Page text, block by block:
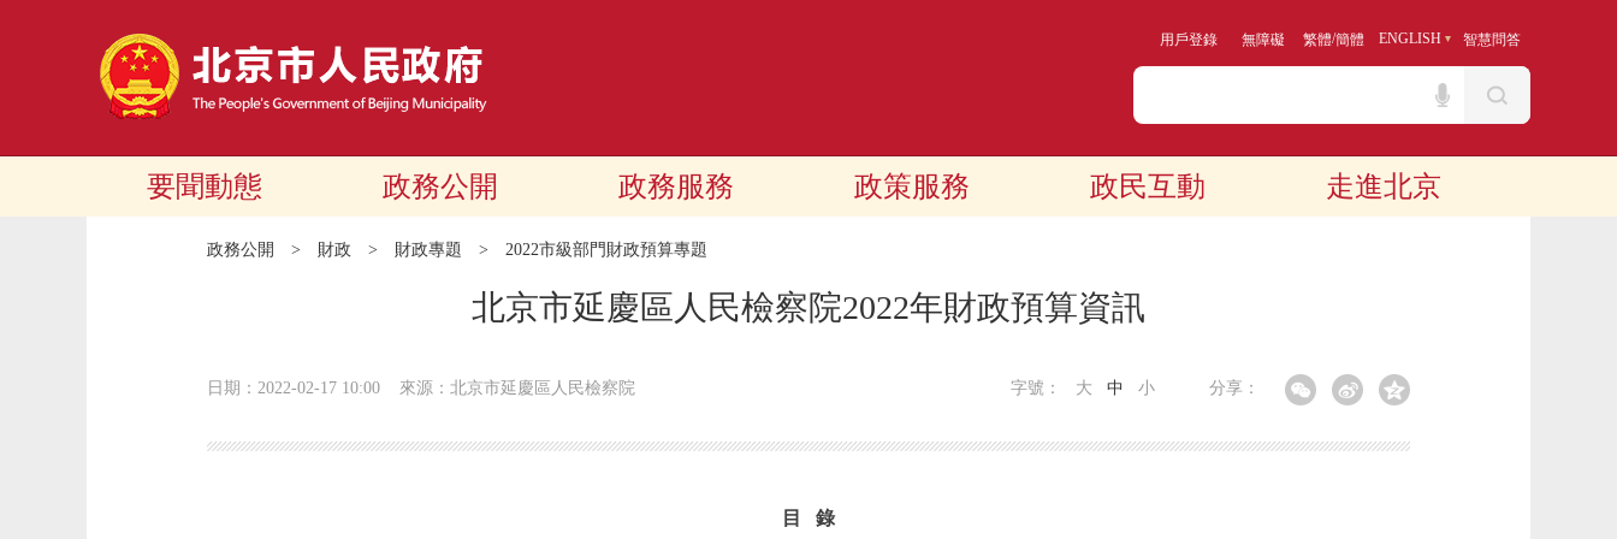
用戶登錄 無障礙 繁體/簡體 ENGLISH 智慧問答
要聞動態 政務公開 政務服務 政策服務 政民互動 走進北京
政務公開 > 財政 > 財政專題 > 2022市級部門財政預算專題
北京市延慶區人民檢察院2022年財政預算資訊
日期：2022-02-17 10:00 來源：北京市延慶區人民檢察院 分享：
字號： 大 中 小
目 錄